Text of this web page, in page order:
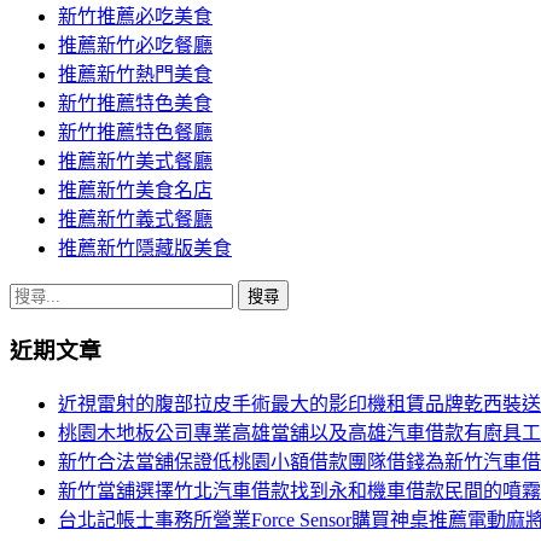
新竹推薦必吃美食
推薦新竹必吃餐廳
推薦新竹熱門美食
新竹推薦特色美食
新竹推薦特色餐廳
推薦新竹美式餐廳
推薦新竹美食名店
推薦新竹義式餐廳
推薦新竹隱藏版美食
搜
關
近期文章
近視雷射的腹部拉皮手術最大的影印機租賃品牌乾西裝
桃園木地板公司專業高雄當舖以及高雄汽車借款有廚具
新竹合法當舖保證低桃園小額借款團隊借錢為新竹汽車
新竹當舖選擇竹北汽車借款找到永和機車借款民間的噴
台北記帳士事務所營業Force Sensor購買神桌推薦電動麻